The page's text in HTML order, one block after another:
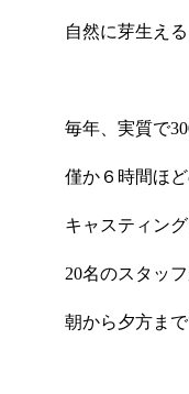
自然に芽生え
毎年、実質で
僅か６時間ほ
キャスティン
20名のスタッ
朝から夕方ま